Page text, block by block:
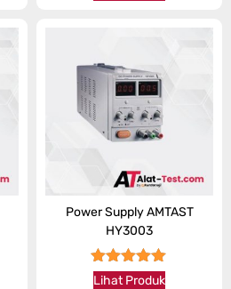
Power Supply AMTAST
HY3003
★★★★★
Lihat Produk